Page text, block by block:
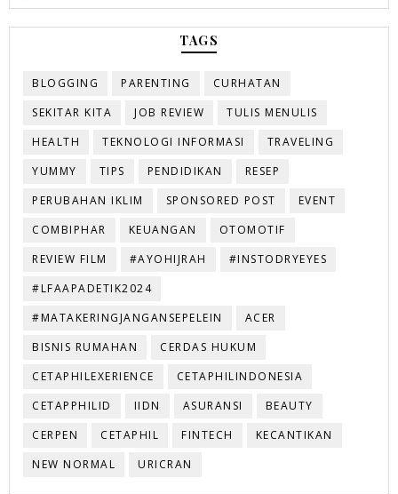
TAGS
BLOGGING PARENTING
CURHATAN
SEKITAR KITA
JOB REVIEW
TULIS MENULIS
HEALTH
TEKNOLOGI INFORMASI
TRAVELING
YUMMY
TIPS PENDIDIKAN
RESEP
PERUBAHAN IKLIM
SPONSORED POST
EVENT
COMBIPHAR
KEUANGAN
OTOMOTIF
REVIEW FILM
#AYOHIJRAH
#INSTODRYEYES
#LFAAPADETIK2024
#MATAKERINGJANGANSEPELEIN
ACER
BISNIS RUMAHAN
CERDAS HUKUM
CETAPHILEXERIENCE
CETAPHILINDONESIA
CETAPPHILID
IIDN ASURANSI
BEAUTY
CERPEN
CETAPHIL FINTECH
KECANTIKAN
NEW NORMAL
URICRAN